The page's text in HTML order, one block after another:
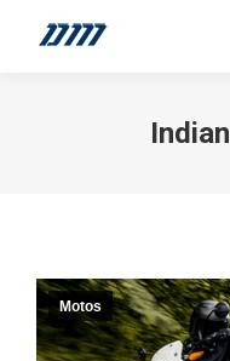
Motos